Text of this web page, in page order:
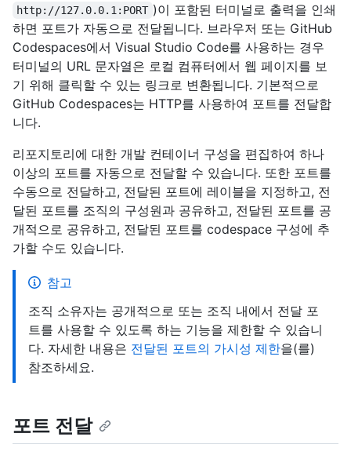
http://127.0.0.1:PORT )이 포함된 터미널로 출력을 인쇄
하면 포트가 자동으로 전달됩니다. 브라우저 또는 GitHub
Codespaces에서 Visual Studio Code를 사용하는 경우
터미널의 URL 문자열은 로컬 컴퓨터에서 웹 페이지를 보
기 위해 클릭할 수 있는 링크로 변환됩니다. 기본적으로
GitHub Codespaces는 HTTP를 사용하여 포트를 전달합
니다.
리포지토리에 대한 개발 컨테이너 구성을 편집하여 하나
이상의 포트를 자동으로 전달할 수 있습니다. 또한 포트를
수동으로 전달하고, 전달된 포트에 레이블을 지정하고, 전
달된 포트를 조직의 구성원과 공유하고, 전달된 포트를 공
개적으로 공유하고, 전달된 포트를 codespace 구성에 추
가할 수도 있습니다.
참고
조직 소유자는 공개적으로 또는 조직 내에서 전달 포
트를 사용할 수 있도록 하는 기능을 제한할 수 있습니
다. 자세한 내용은 전달된 포트의 가시성 제한을(를)
참조하세요.
포트 전달